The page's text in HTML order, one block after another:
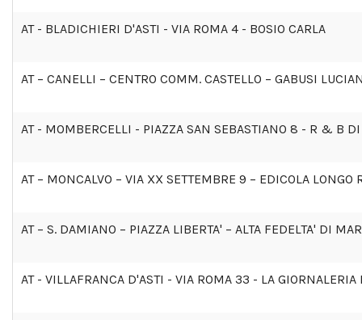
AT - BLADICHIERI D'ASTI - VIA ROMA 4 - BOSIO CARLA
AT – CANELLI – CENTRO COMM. CASTELLO – GABUSI
AT - MOMBERCELLI - PIAZZA SAN SEBASTIANO 8 - R & B
AT – MONCALVO – VIA XX SETTEMBRE 9 – EDICOLA LONGO
AT – S. DAMIANO – PIAZZA LIBERTA' – ALTA FEDELTA' DI
AT - VILLAFRANCA D'ASTI - VIA ROMA 33 - LA GIORNALERIA